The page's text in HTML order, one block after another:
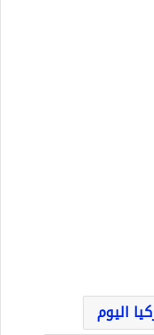
اليوم